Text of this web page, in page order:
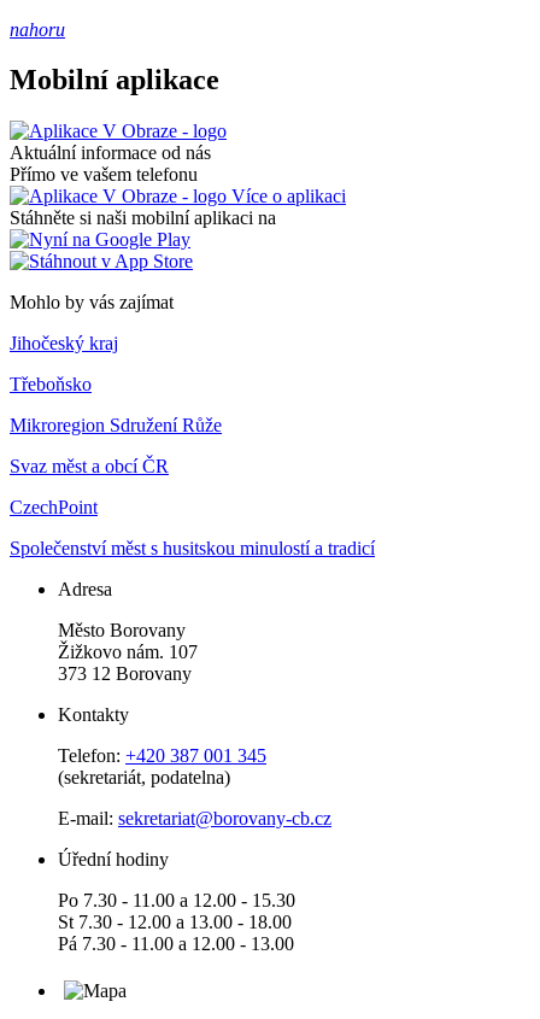
nahoru
Mobilní aplikace
Aktuální informace od nás
Přímo ve vašem telefonu
Více o aplikaci
Stáhněte si naši mobilní aplikaci na
Mohlo by vás zajímat
Jihočeský kraj
Třeboňsko
Mikroregion Sdružení Růže
Svaz měst a obcí ČR
CzechPoint
Společenství měst s husitskou minulostí a tradicí
Adresa
Město Borovany
Žižkovo nám. 107
373 12 Borovany
Kontakty
Telefon: +420 387 001 345
(sekretariát, podatelna)
E-mail: sekretariat@borovany-cb.cz
Úřední hodiny
Po 7.30 - 11.00 a 12.00 - 15.30
St 7.30 - 12.00 a 13.00 - 18.00
Pá 7.30 - 11.00 a 12.00 - 13.00